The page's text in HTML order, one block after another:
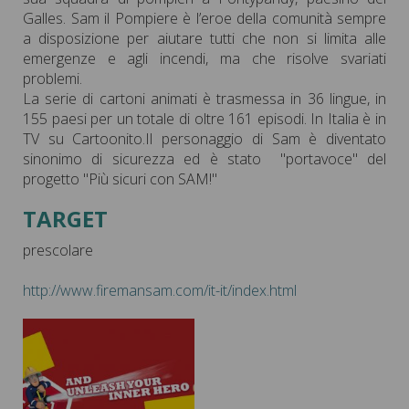
Galles. Sam il Pompiere è l’eroe della comunità sempre
a disposizione per aiutare tutti che non si limita alle
emergenze e agli incendi, ma che risolve svariati
problemi.
La serie di cartoni animati è trasmessa in 36 lingue, in
155 paesi per un totale di oltre 161 episodi. In Italia è in
TV su Cartoonito.Il personaggio di Sam è diventato
sinonimo di sicurezza ed è stato "portavoce" del
progetto "Più sicuri con SAM!"
TARGET
prescolare
http://www.firemansam.com/it-it/index.html